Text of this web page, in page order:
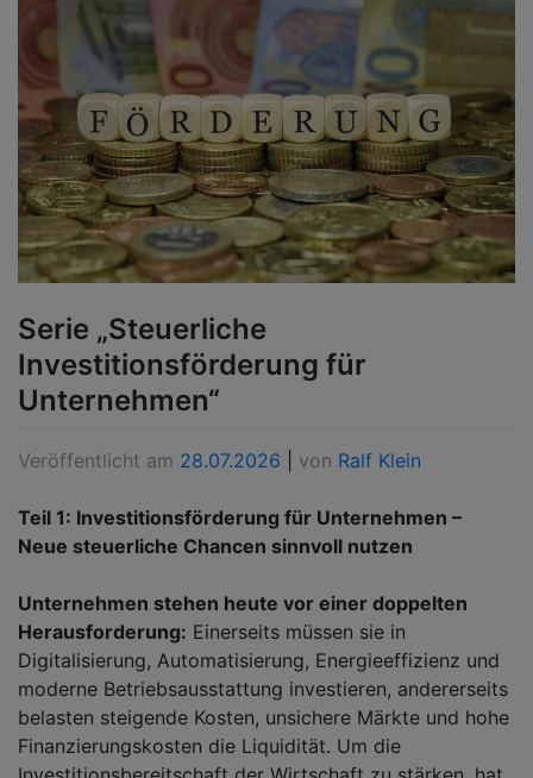
Serie „Steuerliche
Investitionsförderung für
Unternehmen“
Veröffentlicht am 28.07.2026 von Ralf Klein
Teil 1: Investitionsförderung für Unternehmen –
Neue steuerliche Chancen sinnvoll nutzen
Unternehmen stehen heute vor einer doppelten
Herausforderung: Einerseits müssen sie in
Digitalisierung, Automatisierung, Energieeffizienz und
moderne Betriebsausstattung investieren, andererseits
belasten steigende Kosten, unsichere Märkte und hohe
Finanzierungskosten die Liquidität. Um die